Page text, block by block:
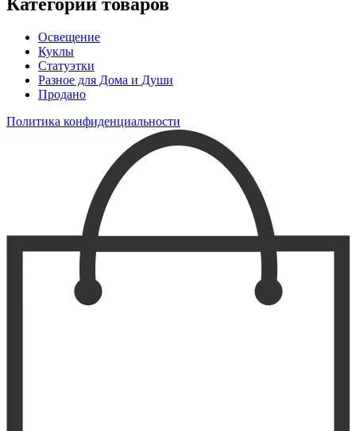
Освещение
Куклы
Статуэтки
Разное для Дома и Души
Продано
Политика конфиденциальности